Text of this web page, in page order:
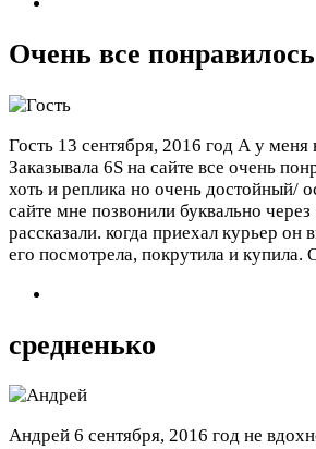
Очень все понравилось
Гость 13 сентября, 2016 год А у меня
Заказывала 6S на сайте все очень
хоть и реплика но очень достойный/
сайте мне позвонили буквально
рассказали. когда приехал курьер он
его посмотрела, покрутила и купила.
средненько
Андрей 6 сентября, 2016 год не